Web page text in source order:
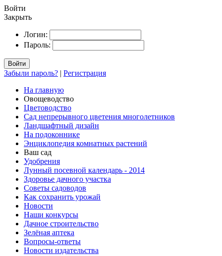
Войти
Закрыть
Логин:
Пароль:
Войти
Забыли пароль? | Регистрация
На главную
Овощеводство
Цветоводство
Сад непрерывного цветения многолетников
Ландшафтный дизайн
На подоконнике
Энциклопедия комнатных растений
Ваш сад
Удобрения
Лунный посевной календарь - 2014
Здоровье дачного участка
Советы садоводов
Как сохранить урожай
Новости
Наши конкурсы
Дачное строительство
Зелёная аптека
Вопросы-ответы
Новости издательства